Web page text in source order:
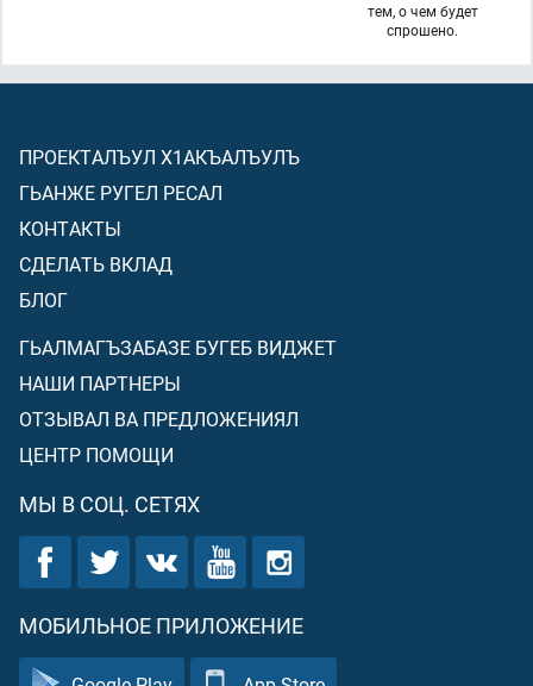
тем, о чем будет
спрошено.
ПРОЕКТАЛЪУЛ Х1АКЪАЛЪУЛЪ
ГЬАНЖЕ РУГЕЛ РЕСАЛ
КОНТАКТЫ
СДЕЛАТЬ ВКЛАД
БЛОГ
ГЬАЛМАГЪЗАБАЗЕ БУГЕБ ВИДЖЕТ
НАШИ ПАРТНЕРЫ
ОТЗЫВАЛ ВА ПРЕДЛОЖЕНИЯЛ
ЦЕНТР ПОМОЩИ
МЫ В СОЦ. СЕТЯХ
МОБИЛЬНОЕ ПРИЛОЖЕНИЕ